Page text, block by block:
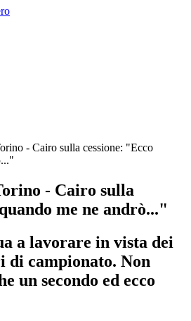
- Cairo sulla cessione: "Ecco
- Cairo sulla
me ne andrò..."
a lavorare in vista dei
di campionato. Non
un secondo ed ecco